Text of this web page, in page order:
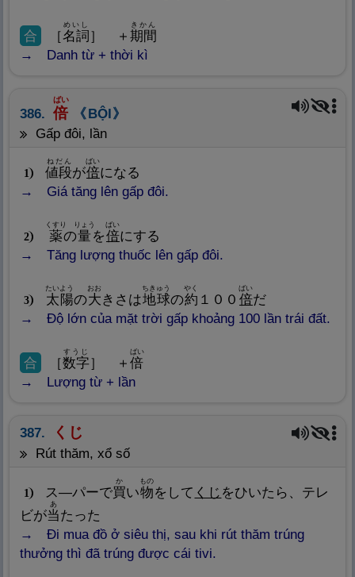
合 ［名詞
めいし
］ ＋ 期 間
きかん
Danh từ + thời kì
386. 倍
ばい
BỘI
gấp đôi, lần
1 値段
ねだん
が倍
ばい
になる
Giá tăng lên gấp đôi.
2 薬
くすり
の量
りょう
を倍
ばい
にする
Tăng lượng thuốc lên gấp đôi.
3 太 陽
たいよう
の大
おお
きさは地球
ちきゅう
の約
やく
１００ 倍
ばい
だ
Độ lớn của mặt trời gấp khoảng 100 lần trái đất.
合 ［数字
すうじ
］ ＋ 倍
ばい
Lượng từ + lần
387. くじ
rút thăm, xổ số
1 ス―パーで買
か
い物
もの
をして くじ をひいたら、テレ
ビが当
Nghĩa: Tương đương, tương
あ
たった
Đi mua đồ ở siêu thị, sau khi rút thăm trúng
thưởng thì đã trúng được cái tivi.